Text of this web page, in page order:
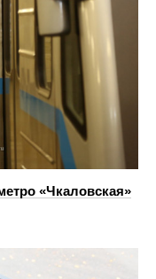
«Чкаловская»